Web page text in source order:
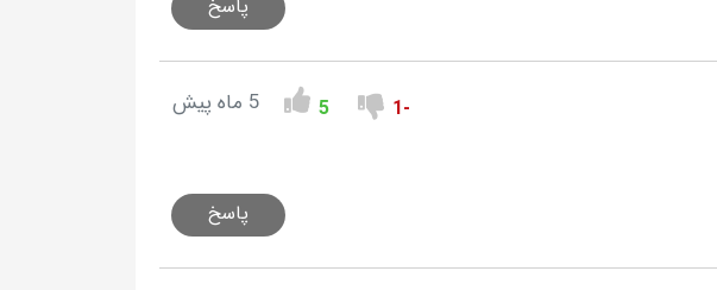
پاسخ
-1
5 5 ماه پیش
پاسخ